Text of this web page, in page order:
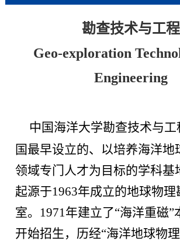
勘查技术与工程
Geo-exploration
Engineering
中国海洋大学勘查技术与
国最早设立的、以培养海洋地
领域专门人才为目标的学科基
起源于1963年成立的地球物理
室。 1971 年建立了“海洋重磁”
开始招生，历经“海洋地球物